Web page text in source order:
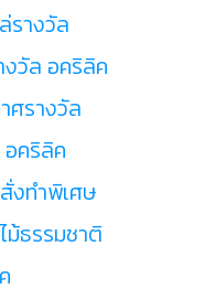
รางวัล
วัล อคริลิค
ศรางวัล
อคริลิค
งทำพิเศษ
ม้ธรรมชาติ